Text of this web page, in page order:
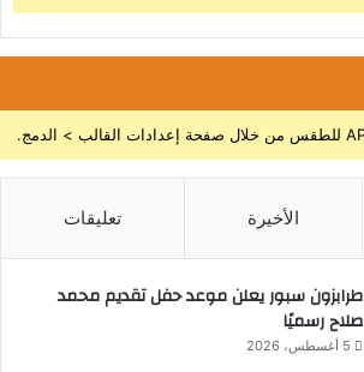
الأخيرة تعليقات
طرابزون سبور يعلن موعد حفل تقديم محمد
صلاح رسميًا
5 أغسطس، 2026